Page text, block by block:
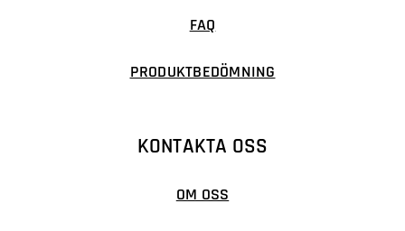
FAQ
PRODUKTBEDÖMNING
KONTAKTA OSS
OM OSS